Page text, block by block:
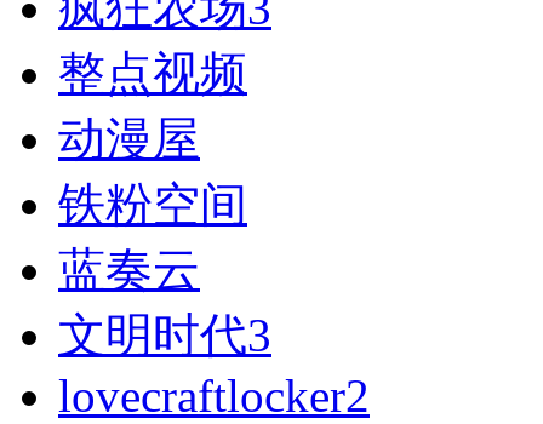
整点视频
动漫屋
铁粉空间
蓝奏云
文明时代3
lovecraftlocker2